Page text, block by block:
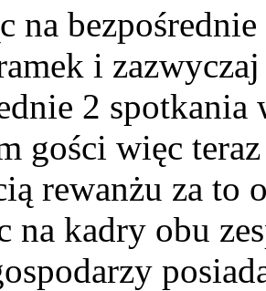
na
i
2
gości więc
rewanżu za to
na kadry obu